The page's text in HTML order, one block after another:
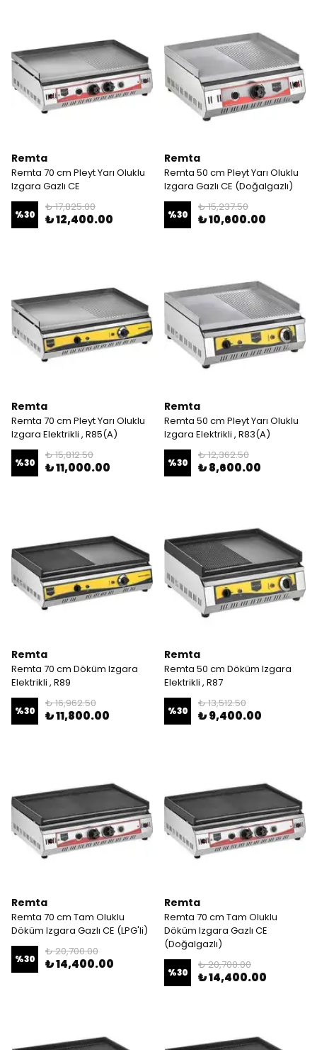
Remta
Remta 70 cm Pleyt Yarı Oluklu
Izgara Gazlı CE
%30
₺ 17,825.00
₺ 12,400.00
Remta
Remta 50 cm Pleyt Yarı Oluklu
Izgara Gazlı CE (Doğalgazlı)
%30
₺ 15,237.50
₺ 10,600.00
Remta
Remta 70 cm Pleyt Yarı Oluklu
Izgara Elektrikli , R85(A)
%30
₺ 15,812.50
₺ 11,000.00
Remta
Remta 50 cm Pleyt Yarı Oluklu
Izgara Elektrikli , R83(A)
%30
₺ 12,362.50
₺ 8,600.00
Remta
Remta 70 cm Döküm Izgara
Elektrikli , R89
%30
₺ 16,962.50
₺ 11,800.00
Remta
Remta 50 cm Döküm Izgara
Elektrikli , R87
%30
₺ 13,512.50
₺ 9,400.00
Remta
Remta 70 cm Tam Oluklu
Döküm Izgara Gazlı CE (LPG'li)
%30
₺ 20,700.00
₺ 14,400.00
Remta
Remta 70 cm Tam Oluklu
Döküm Izgara Gazlı CE
(Doğalgazlı)
%30
₺ 20,700.00
₺ 14,400.00